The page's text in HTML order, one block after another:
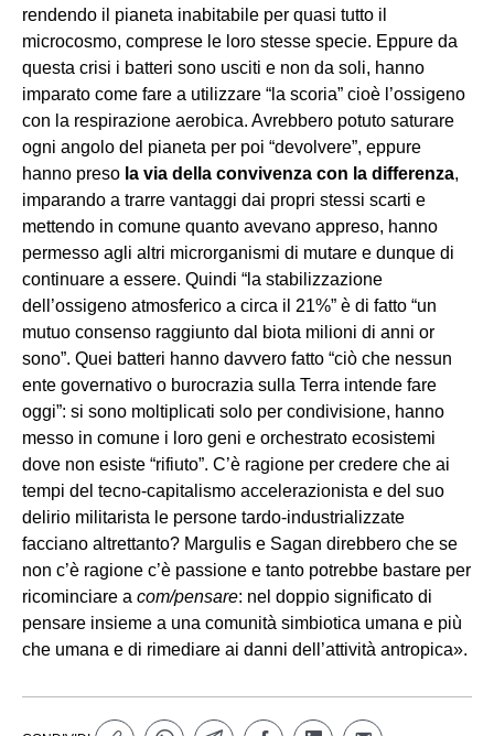
rendendo il pianeta inabitabile per quasi tutto il
microcosmo, comprese le loro stesse specie. Eppure da
questa crisi i batteri sono usciti e non da soli, hanno
imparato come fare a utilizzare “la scoria” cioè l’ossigeno
con la respirazione aerobica. Avrebbero potuto saturare
ogni angolo del pianeta per poi “devolvere”, eppure
hanno preso la via della convivenza con la differenza,
imparando a trarre vantaggi dai propri stessi scarti e
mettendo in comune quanto avevano appreso, hanno
permesso agli altri microrganismi di mutare e dunque di
continuare a essere. Quindi “la stabilizzazione
dell’ossigeno atmosferico a circa il 21%” è di fatto “un
mutuo consenso raggiunto dal biota milioni di anni or
sono”. Quei batteri hanno davvero fatto “ciò che nessun
ente governativo o burocrazia sulla Terra intende fare
oggi”: si sono moltiplicati solo per condivisione, hanno
messo in comune i loro geni e orchestrato ecosistemi
dove non esiste “rifiuto”. C’è ragione per credere che ai
tempi del tecno-capitalismo accelerazionista e del suo
delirio militarista le persone tardo-industrializzate
facciano altrettanto? Margulis e Sagan direbbero che se
non c’è ragione c’è passione e tanto potrebbe bastare per
ricominciare a com/pensare: nel doppio significato di
pensare insieme a una comunità simbiotica umana e più
che umana e di rimediare ai danni dell’attività antropica».